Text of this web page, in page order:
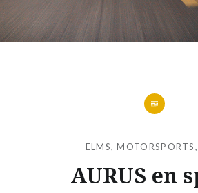
ELMS,MOTORSPORTS
AURUS en